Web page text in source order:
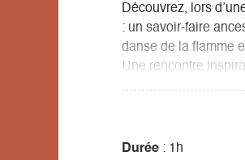
Découvrez, lors
: un savoir-faire
danse de la flamme
Une rencontre
Durée : 1h